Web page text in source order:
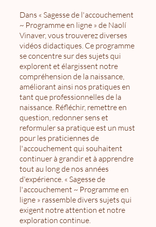
Dans « Sagesse de l'accouchement
~ Programme en ligne » de Naolí
Vinaver, vous trouverez diverses
vidéos didactiques. Ce programme
se concentre sur des sujets qui
explorent et élargissent notre
compréhension de la naissance,
améliorant ainsi nos pratiques en
tant que professionnelles de la
naissance. Réfléchir, remettre en
question, redonner sens et
reformuler sa pratique est un must
pour les praticiennes de
l'accouchement qui souhaitent
continuer à grandir et à apprendre
tout au long de nos années
d'expérience. « Sagesse de
l'accouchement ~ Programme en
ligne » rassemble divers sujets qui
exigent notre attention et notre
exploration continue.